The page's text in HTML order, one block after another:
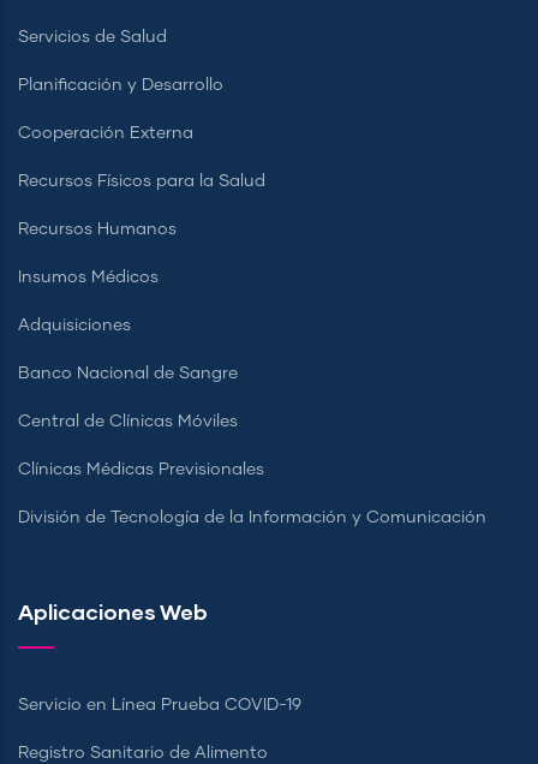
Servicios de Salud
Planificación y Desarrollo
Cooperación Externa
Recursos Físicos para la Salud
Recursos Humanos
Insumos Médicos
Adquisiciones
Banco Nacional de Sangre
Central de Clínicas Móviles
Clínicas Médicas Previsionales
División de Tecnología de la Información y Comunicación
Aplicaciones Web
Servicio en Línea Prueba COVID-19
Registro Sanitario de Alimento